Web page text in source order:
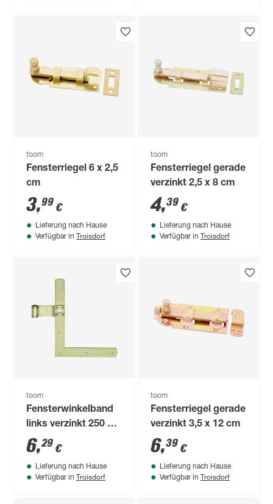
toom
Fensterriegel 6 x 2,5
cm
3,99 €
Lieferung nach Hause
Verfügbar in Troisdorf
toom
Fensterriegel gerade
verzinkt 2,5 x 8 cm
4,39 €
Lieferung nach Hause
Verfügbar in Troisdorf
toom
Fensterwinkelband
links verzinkt 250 x
200 x 30 mm
6,29 €
Lieferung nach Hause
Verfügbar in Troisdorf
toom
Fensterriegel gerade
verzinkt 3,5 x 12 cm
6,39 €
Lieferung nach Hause
Verfügbar in Troisdorf